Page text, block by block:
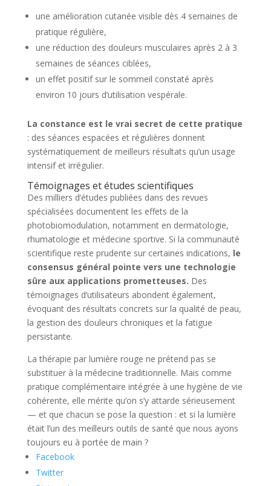
une amélioration cutanée visible dès 4 semaines de
pratique régulière,
une réduction des douleurs musculaires après 2 à 3
semaines de séances ciblées,
un effet positif sur le sommeil constaté après
environ 10 jours d’utilisation vespérale.
La constance est le vrai secret de cette pratique
: des séances espacées et régulières donnent
systématiquement de meilleurs résultats qu’un usage
intensif et irrégulier.
Témoignages et études scientifiques
Des milliers d’études publiées dans des revues
spécialisées documentent les effets de la
photobiomodulation, notamment en dermatologie,
rhumatologie et médecine sportive. Si la communauté
scientifique reste prudente sur certaines indications, le
consensus général pointe vers une technologie
sûre aux applications prometteuses. Des
témoignages d’utilisateurs abondent également,
évoquant des résultats concrets sur la qualité de peau,
la gestion des douleurs chroniques et la fatigue
persistante.
La thérapie par lumière rouge ne prétend pas se
substituer à la médecine traditionnelle. Mais comme
pratique complémentaire intégrée à une hygiène de vie
cohérente, elle mérite qu’on s’y attarde sérieusement
— et que chacun se pose la question : et si la lumière
était l’un des meilleurs outils de santé que nous ayons
toujours eu à portée de main ?
Facebook
Twitter